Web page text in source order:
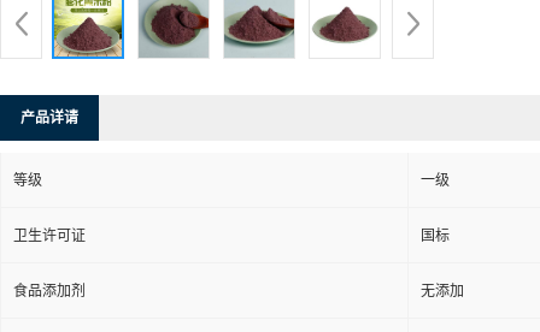
产品详请
等级 一级
卫生许可证 国标
食品添加剂 无添加